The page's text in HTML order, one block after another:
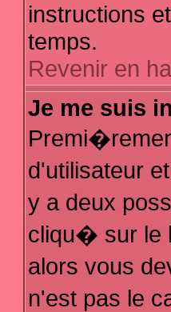
instructions
temps.
Revenir en
Je me suis
d'utilisateur
y a deux
cliqu� sur le
alors vous
n'est pas le